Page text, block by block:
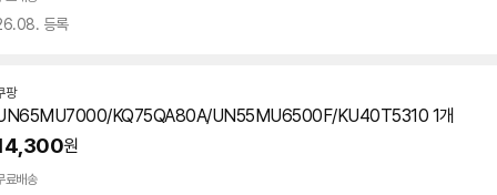
등록
팡
KQ75QA80A/UN55MU6500F/KU40T5310 1개
원
료배송